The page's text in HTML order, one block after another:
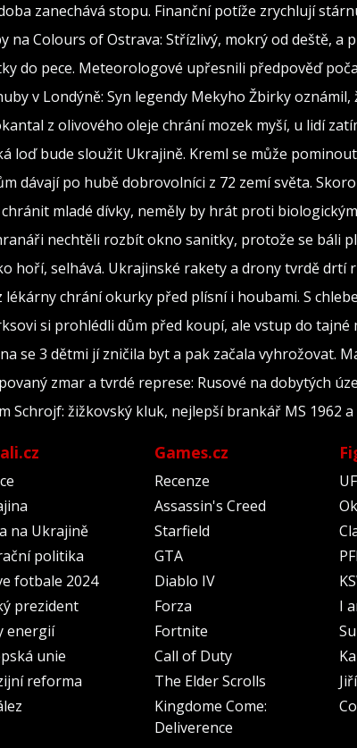
zanechává stopu. Finanční potíže zrychlují
na Colours of Ostrava: Střízlivý, mokrý od deště, a
do pece. Meteorologové upřesnili předpověď
v Londýně: Syn legendy Mekyho Žbirky oznámil,
z olivového oleje chrání mozek myší, u lidí
loď bude sloužit Ukrajině. Kreml se může
dávají po hubě dobrovolníci z 72 zemí světa.
chránit mladé dívky, neměly by hrát proti
nechtěli rozbít okno sanitky, protože se báli
hoří, selhává. Ukrajinské rakety a drony tvrdě
lékárny chrání okurky před plísní i houbami. S
si prohlédli dům před koupí, ale vstup do
se 3 dětmi jí zničila byt a pak začala vyhrožovat.
zmar a tvrdé represe: Rusové na dobytých
Schrojf: žižkovský kluk, nejlepší brankář MS 1962
na Ukrajině
politika
fotbale 2024
prezident
energií
unie
reforma
Games.cz
Recenze
Assassin's Creed
Starfield
GTA
Diablo IV
Forza
Fortnite
Call of Duty
The Elder Scrolls
Kingdome Come:
Deliverence
I